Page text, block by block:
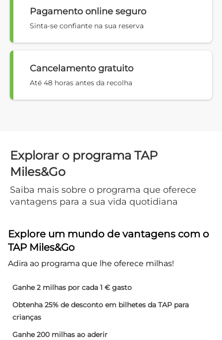
Pagamento online seguro
Sinta-se confiante na sua reserva
Cancelamento gratuito
Até 48 horas antes da recolha
Explorar o programa TAP
Miles&Go
Saiba mais sobre o programa que oferece
vantagens para a sua vida quotidiana
Explore um mundo de vantagens com o
TAP Miles&Go
Adira ao programa que lhe oferece milhas!
Ganhe 2 milhas por cada 1 € gasto
Obtenha 25% de desconto em bilhetes da TAP para
crianças
Ganhe 200 milhas ao aderir